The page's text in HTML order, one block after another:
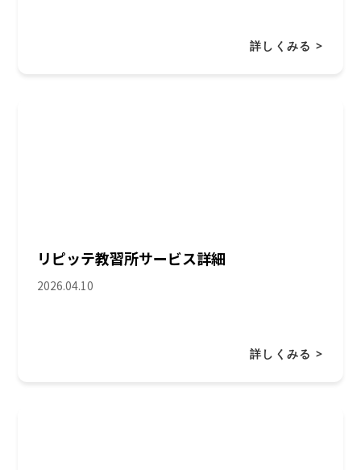
詳しくみる >
リピッテ教習所サービス詳細
2026.04.10
詳しくみる >